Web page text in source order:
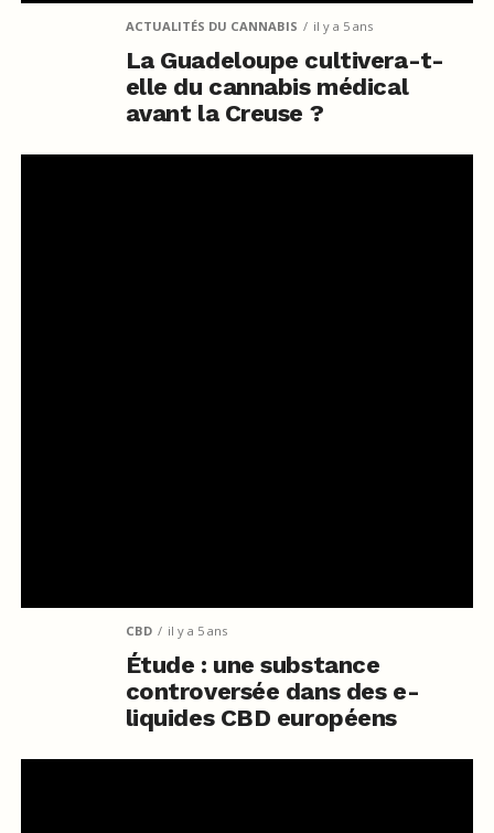
ACTUALITÉS DU CANNABIS il y a 5 ans
La Guadeloupe cultivera-t-
elle du cannabis médical
avant la Creuse ?
CBD il y a 5 ans
Étude : une substance
controversée dans des e-
liquides CBD européens